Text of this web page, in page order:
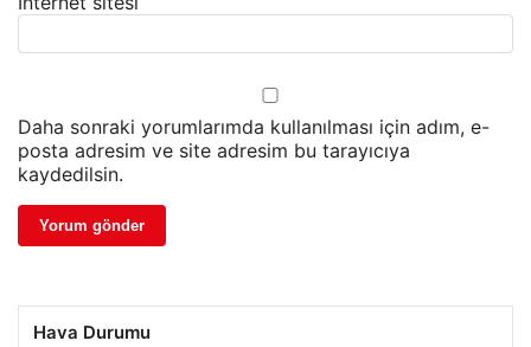
Daha sonraki yorumlarımda kullanılması için adım, e-
posta adresim ve site adresim bu tarayıcıya
kaydedilsin.
Hava Durumu